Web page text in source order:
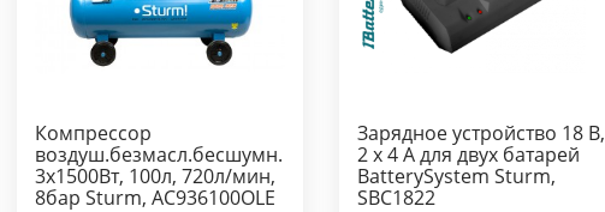
Компрессор
воздуш.безмасл.бесшумн.
3х1500Вт, 100л, 720л/мин,
8бар Sturm, AC936100OLE
Зарядное устройство 18 В,
2 x 4 А для двух батарей
BatterySystem Sturm,
SBC1822